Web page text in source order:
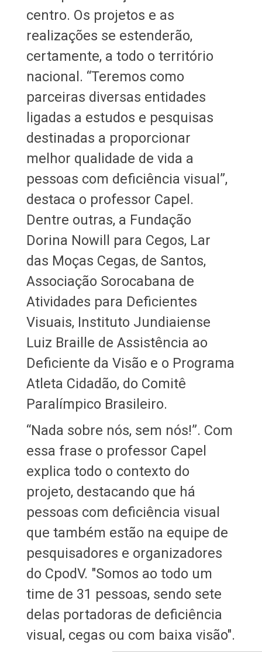
centro. Os projetos e as
realizações se estenderão,
certamente, a todo o território
nacional. “Teremos como
parceiras diversas entidades
ligadas a estudos e pesquisas
destinadas a proporcionar
melhor qualidade de vida a
pessoas com deficiência visual”,
destaca o professor Capel.
Dentre outras, a Fundação
Dorina Nowill para Cegos, Lar
das Moças Cegas, de Santos,
Associação Sorocabana de
Atividades para Deficientes
Visuais, Instituto Jundiaiense
Luiz Braille de Assistência ao
Deficiente da Visão e o Programa
Atleta Cidadão, do Comitê
Paralímpico Brasileiro.
“Nada sobre nós, sem nós!”. Com
essa frase o professor Capel
explica todo o contexto do
projeto, destacando que há
pessoas com deficiência visual
que também estão na equipe de
pesquisadores e organizadores
do CpodV. "Somos ao todo um
time de 31 pessoas, sendo sete
delas portadoras de deficiência
visual, cegas ou com baixa visão".